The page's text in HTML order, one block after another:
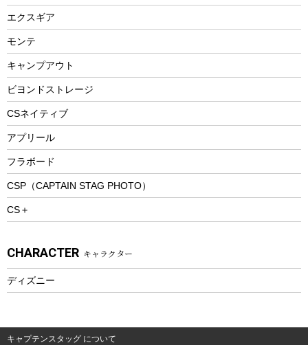
トレー
ランチョンマット
ランチボックス
エアーポンプ
ビーチテント
ウィンター
スノーシュー
防寒ウェア
トレッキング
トレッキングステッキ
トレッキングアクセサリー
プレイグッズ
ウェルネス
ウェア、タオル
ウェア
エクスギア
モンテ
キャンプアウト
ビヨンドストレージ
CSネイティブ
アプリール
フラボード
CSP（CAPTAIN STAG PHOTO）
CS＋
CHARACTER キャラクター
ディズニー
キャプテンスタッグ について